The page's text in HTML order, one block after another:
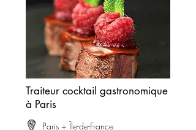
Traiteur cocktail gastronomique
à Paris
Paris + Île-de-France